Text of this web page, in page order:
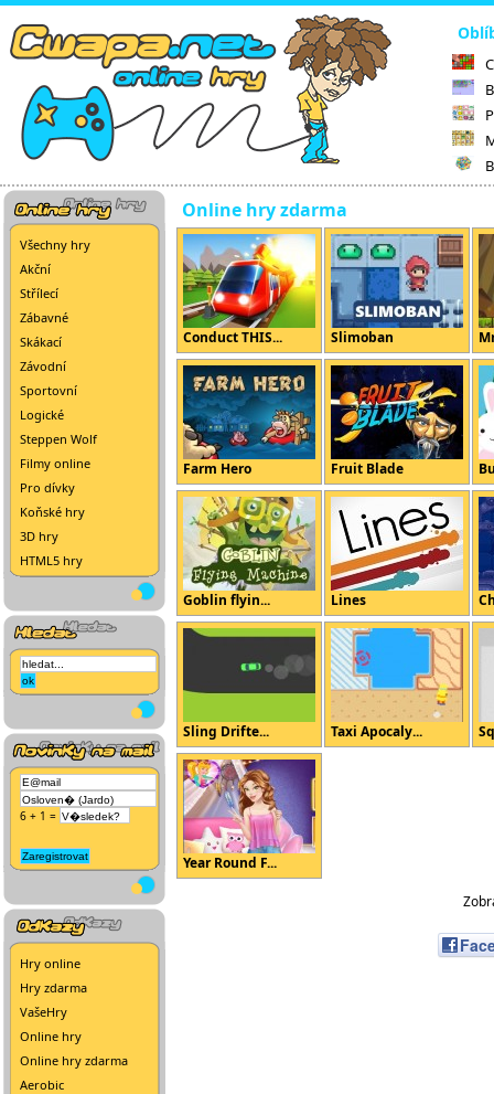
Všechny hry
Akční
Střílecí
Zábavné
Skákací
Závodní
Sportovní
Logické
Steppen Wolf
Filmy online
Pro dívky
Koňské hry
3D hry
HTML5 hry
6 + 1 =
Hry online
Hry zdarma
VašeHry
Online hry
Online hry zdarma
Aerobic
Online hry zdarma
Conduct THIS... Slimoban
Farm Hero Fruit Blade
Goblin flyin... Lines
Sling Drifte... Taxi Apocaly...
Year Round F...